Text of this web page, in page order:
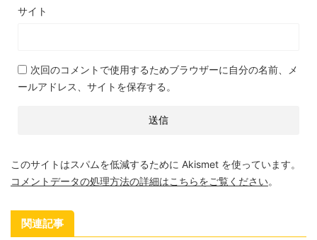
サイト
次回のコメントで使用するためブラウザーに自分の名前、メ
ールアドレス、サイトを保存する。
このサイトはスパムを低減するために Akismet を使っています。
コメントデータの処理方法の詳細はこちらをご覧ください。
関連記事